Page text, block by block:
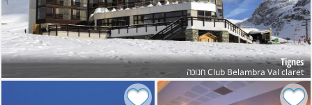
Tignes
Club Belambra Val claret חנוכה